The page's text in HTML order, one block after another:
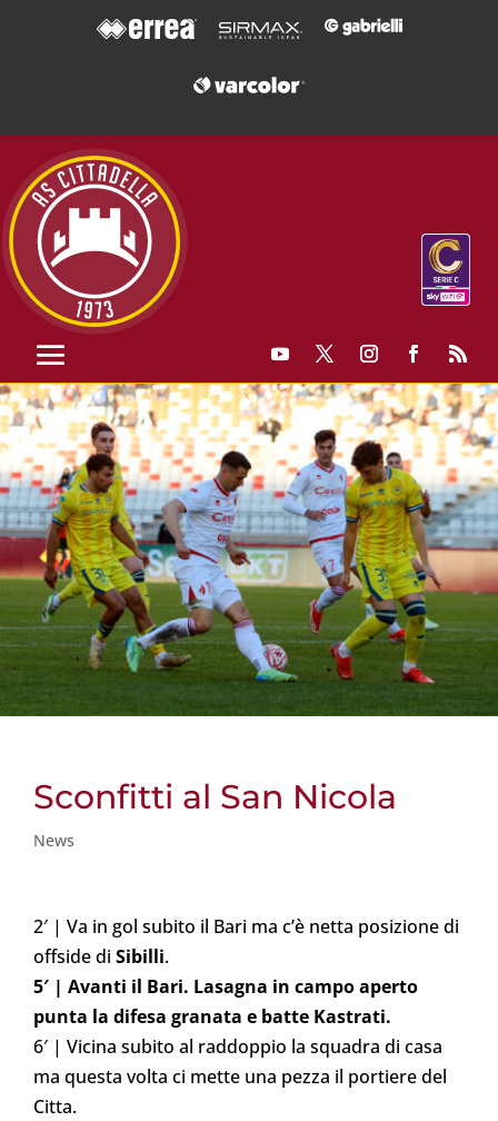
Sconfitti al San Nicola
News
2′ | Va in gol subito il Bari ma c’è netta posizione di
offside di Sibilli.
5′ | Avanti il Bari. Lasagna in campo aperto
punta la difesa granata e batte Kastrati.
6′ | Vicina subito al raddoppio la squadra di casa
ma questa volta ci mette una pezza il portiere del
Citta.